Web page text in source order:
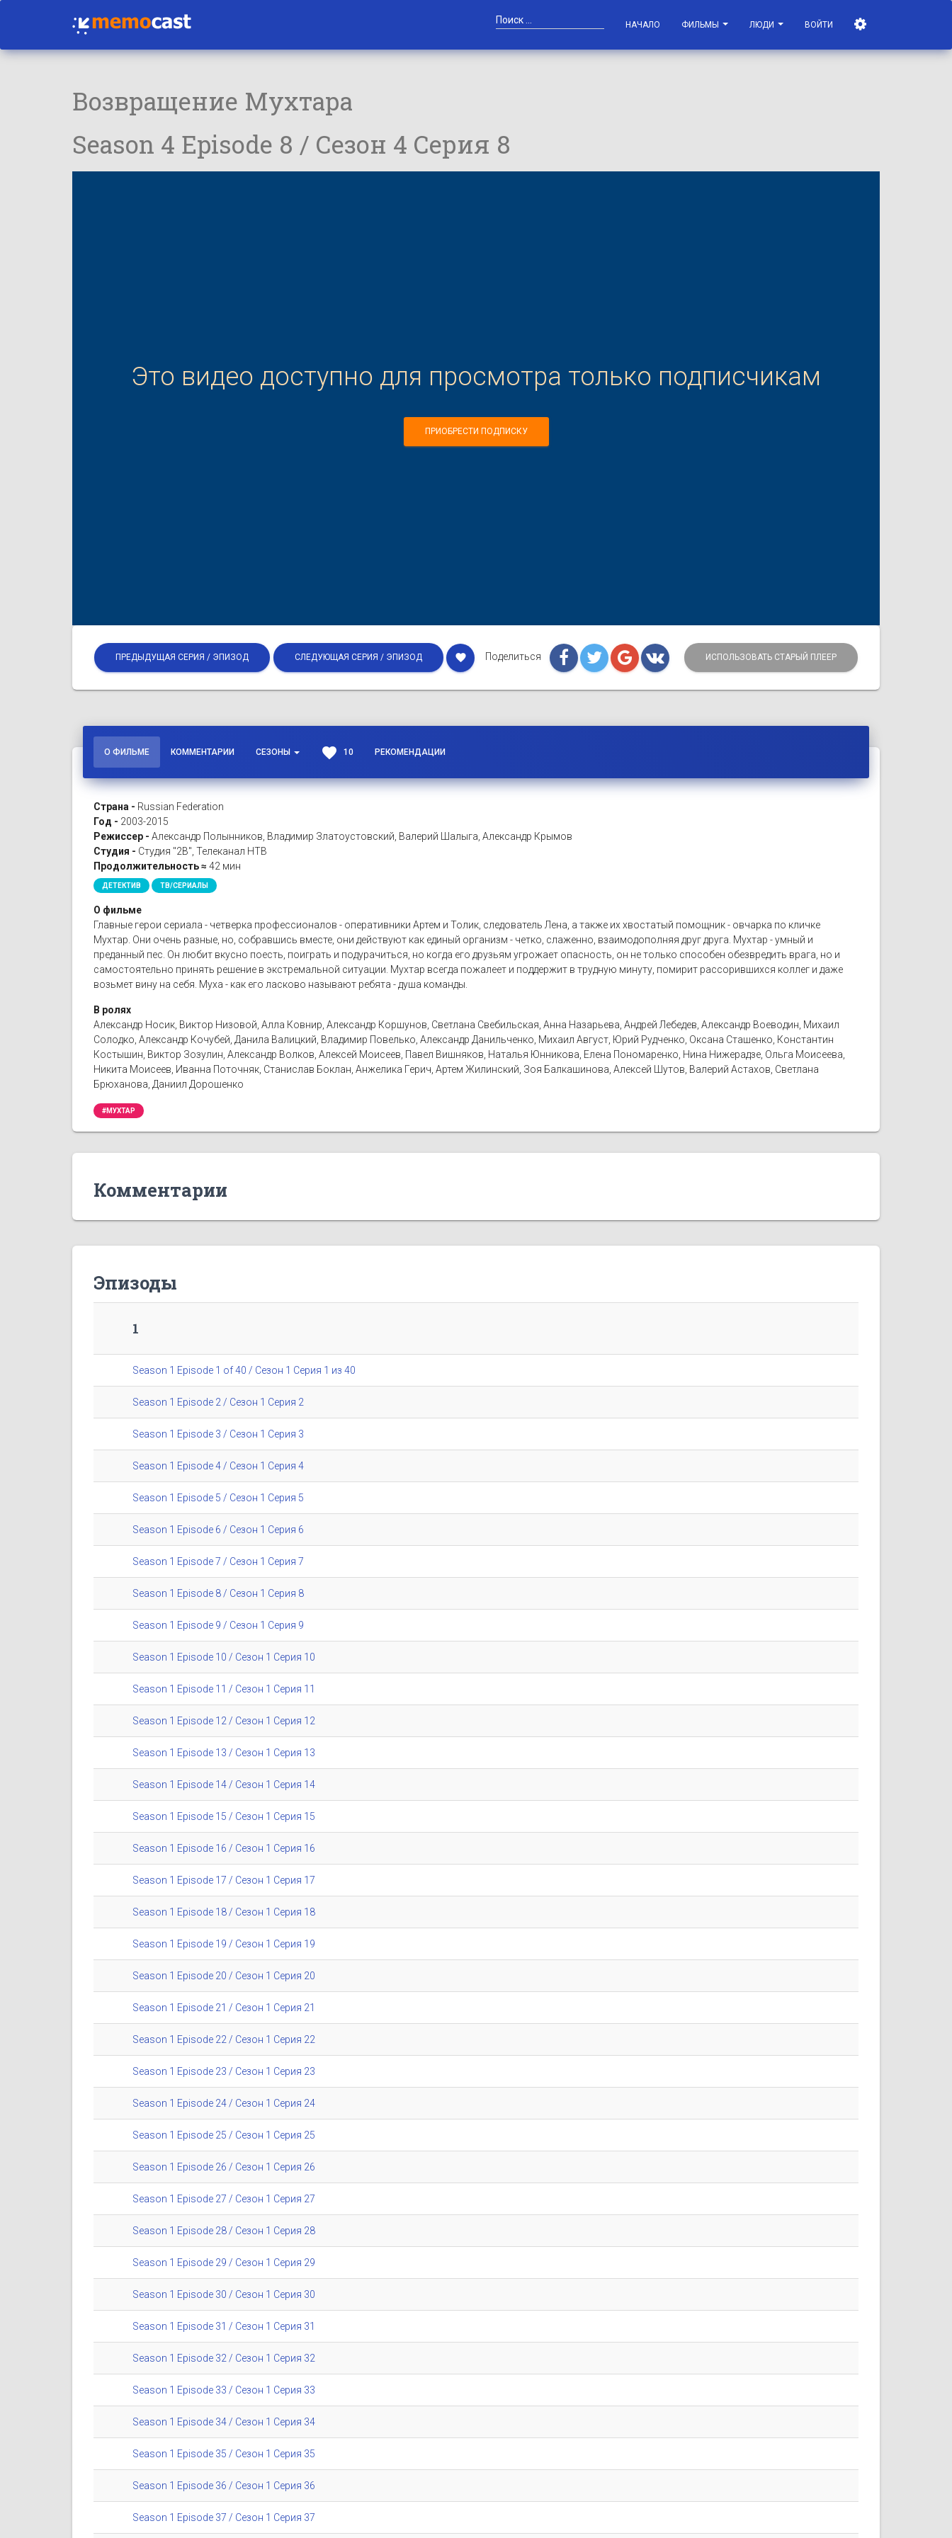
НАЧАЛО ФИЛЬМЫ ЛЮДИ ВОЙТИ
Возвращение Мухтара
Season 4 Episode 8 / Сезон 4 Серия 8
Это видео доступно для просмотра только подписчикам
ПРИОБРЕСТИ ПОДПИСКУ
ПРЕДЫДУЩАЯ СЕРИЯ / ЭПИЗОД СЛЕДУЮЩАЯ СЕРИЯ / ЭПИЗОД favorite Поделиться ИСПОЛЬЗОВАТЬ СТАРЫЙ ПЛЕЕР
О ФИЛЬМЕ КОММЕНТАРИИ СЕЗОНЫ favorite 10 РЕКОМЕНДАЦИИ
Страна - Russian Federation
Год - 2003-2015
Режиссер - Александр Полынников, Владимир Златоустовский, Валерий Шалыга, Александр Крымов
Студия - Студия "2В", Телеканал НТВ
Продолжительность ≈ 42 мин
ДЕТЕКТИВ ТВ/СЕРИАЛЫ
О фильме
Главные герои сериала - четверка профессионалов - оперативники Артем и Толик, следователь Лена, а также их хвостатый помощник - овчарка по кличке
Мухтар. Они очень разные, но, собравшись вместе, они действуют как единый организм - четко, слаженно, взаимодополняя друг друга. Мухтар - умный и
преданный пес. Он любит вкусно поесть, поиграть и подурачиться, но когда его друзьям угрожает опасность, он не только способен обезвредить врага, но и
самостоятельно принять решение в экстремальной ситуации. Мухтар всегда пожалеет и поддержит в трудную минуту, помирит рассорившихся коллег и даже
возьмет вину на себя. Муха - как его ласково называют ребята - душа команды.
В ролях
Александр Носик, Виктор Низовой, Алла Ковнир, Александр Коршунов, Светлана Свебильская, Анна Назарьева, Андрей Лебедев, Александр Воеводин, Михаил
Солодко, Александр Кочубей, Данила Валицкий, Владимир Повелько, Александр Данильченко, Михаил Август, Юрий Рудченко, Оксана Сташенко, Константин
Костышин, Виктор Зозулин, Александр Волков, Алексей Моисеев, Павел Вишняков, Наталья Юнникова, Елена Пономаренко, Нина Нижерадзе, Ольга Моисеева,
Никита Моисеев, Иванна Поточняк, Станислав Боклан, Анжелика Герич, Артем Жилинский, Зоя Балкашинова, Алексей Шутов, Валерий Астахов, Светлана
Брюханова, Даниил Дорошенко
#МУХТАР
Комментарии
Эпизоды
1
Season 1 Episode 1 of 40 / Сезон 1 Серия 1 из 40
Season 1 Episode 2 / Сезон 1 Серия 2
Season 1 Episode 3 / Сезон 1 Серия 3
Season 1 Episode 4 / Сезон 1 Серия 4
Season 1 Episode 5 / Сезон 1 Серия 5
Season 1 Episode 6 / Сезон 1 Серия 6
Season 1 Episode 7 / Сезон 1 Серия 7
Season 1 Episode 8 / Сезон 1 Серия 8
Season 1 Episode 9 / Сезон 1 Серия 9
Season 1 Episode 10 / Сезон 1 Серия 10
Season 1 Episode 11 / Сезон 1 Серия 11
Season 1 Episode 12 / Сезон 1 Серия 12
Season 1 Episode 13 / Сезон 1 Серия 13
Season 1 Episode 14 / Сезон 1 Серия 14
Season 1 Episode 15 / Сезон 1 Серия 15
Season 1 Episode 16 / Сезон 1 Серия 16
Season 1 Episode 17 / Сезон 1 Серия 17
Season 1 Episode 18 / Сезон 1 Серия 18
Season 1 Episode 19 / Сезон 1 Серия 19
Season 1 Episode 20 / Сезон 1 Серия 20
Season 1 Episode 21 / Сезон 1 Серия 21
Season 1 Episode 22 / Сезон 1 Серия 22
Season 1 Episode 23 / Сезон 1 Серия 23
Season 1 Episode 24 / Сезон 1 Серия 24
Season 1 Episode 25 / Сезон 1 Серия 25
Season 1 Episode 26 / Сезон 1 Серия 26
Season 1 Episode 27 / Сезон 1 Серия 27
Season 1 Episode 28 / Сезон 1 Серия 28
Season 1 Episode 29 / Сезон 1 Серия 29
Season 1 Episode 30 / Сезон 1 Серия 30
Season 1 Episode 31 / Сезон 1 Серия 31
Season 1 Episode 32 / Сезон 1 Серия 32
Season 1 Episode 33 / Сезон 1 Серия 33
Season 1 Episode 34 / Сезон 1 Серия 34
Season 1 Episode 35 / Сезон 1 Серия 35
Season 1 Episode 36 / Сезон 1 Серия 36
Season 1 Episode 37 / Сезон 1 Серия 37